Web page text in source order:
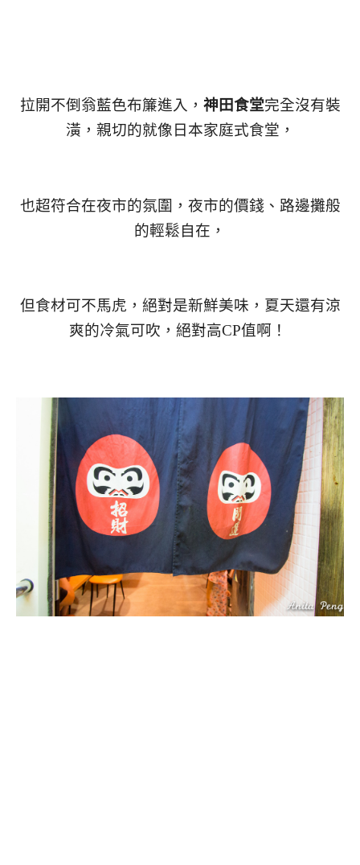
拉開不倒翁藍色布簾進入， 神田食堂完全沒有裝
潢，親切的就像日本家庭式食堂，
也超符合在夜市的氛圍，夜市的價錢、路邊攤般
的輕鬆自在，
但食材可不馬虎，絕對是新鮮美味，夏天還有涼
爽的冷氣可吹，絕對高CP值啊！